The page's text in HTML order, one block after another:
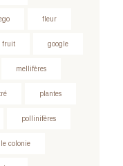
fleur
fruit google
mellifères
plantes
pollinifères
colonie